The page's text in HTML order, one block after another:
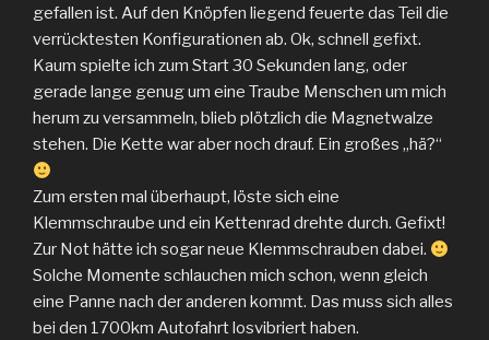
gefallen ist. Auf den Knöpfen liegend feuerte das Teil die
verrücktesten Konfigurationen ab. Ok, schnell gefixt.
Kaum spielte ich zum Start 30 Sekunden lang, oder
gerade lange genug um eine Traube Menschen um mich
herum zu versammeln, blieb plötzlich die Magnetwalze
stehen. Die Kette war aber noch drauf. Ein großes „hä?“
Zum ersten mal überhaupt, löste sich eine
Klemmschraube und ein Kettenrad drehte durch. Gefixt!
Zur Not hätte ich sogar neue Klemmschrauben dabei.
Solche Momente schlauchen mich schon, wenn gleich
eine Panne nach der anderen kommt. Das muss sich alles
bei den 1700km Autofahrt losvibriert haben.